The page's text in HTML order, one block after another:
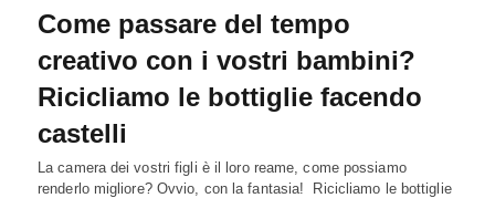
Come passare del tempo
creativo con i vostri bambini?
Ricicliamo le bottiglie facendo
castelli
La camera dei vostri figli è il loro reame, come possiamo
renderlo migliore? Ovvio, con la fantasia! Ricicliamo le bottiglie